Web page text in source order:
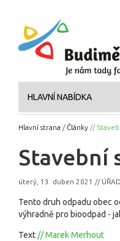
HLAVNÍ NABÍDKA
Hlavní strana /Články //
Stavební
úterý, 13. duben 2021 //
Tento druh odpadu obec
výhradně pro bioodpad -
Text// Marek Merhout